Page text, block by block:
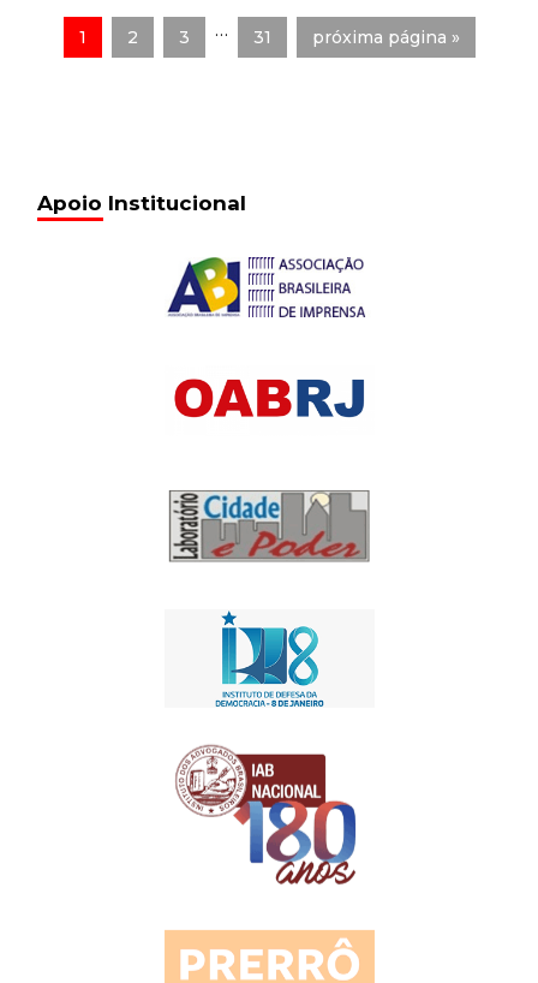
1 2 3 … 31 próxima página »
Apoio Institucional